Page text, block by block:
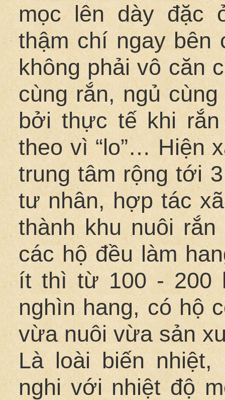
mọc lên dày đặc
thậm chí ngay
không phải vô căn
cùng rắn, ngủ
bởi thực tế khi rắn
theo vì “lo”… Hiện
trung tâm rộng tới
tư nhân, hợp tác
thành khu nuôi
các hộ đều làm
ít thì từ 100 - 200
nghìn hang, có hộ
vừa nuôi vừa sản
Là loài biến
nghi với nhiệt độ